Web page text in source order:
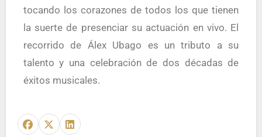
tocando los corazones de todos los que tienen
la suerte de presenciar su actuación en vivo. El
recorrido de Álex Ubago es un tributo a su
talento y una celebración de dos décadas de
éxitos musicales.